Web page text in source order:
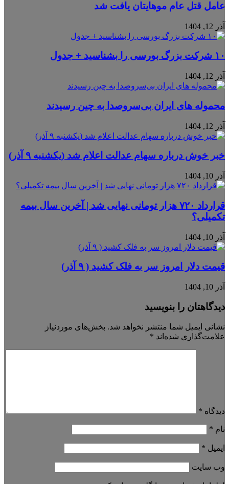
عامل قتل عام موهایتان یافت شد
آذر 12, 1404
۱۰ شرکت بزرگ بورسی را بشناسید + جدول
آذر 12, 1404
محموله‌ های ایران بی‌سروصدا به چین رسیدند
آذر 12, 1404
خبر خوش درباره سهام عدالت اعلام شد (یکشنبه ۹ آذر)
آذر 10, 1404
قرارداد ۷۲۰ هزار تومانی نهایی شد | آخرین سال بیمه
تکمیلی؟
آذر 10, 1404
قیمت دلار امروز سر به فلک کشید ( ۹ آذر)
آذر 10, 1404
دیدگاهتان را بنویسید
نشانی ایمیل شما منتشر نخواهد شد. بخش‌های موردنیاز
علامت‌گذاری شده‌اند *
دیدگاه *
نام *
ایمیل *
وب‌ سایت